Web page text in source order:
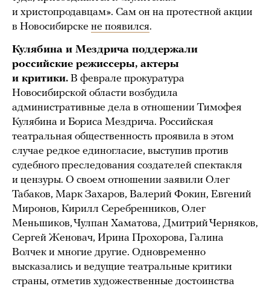
и христопродавцам». Сам он на протестной акции
в Новосибирске не появился.
Кулябина и Мездрича поддержали
российские режиссеры, актеры
и критики. В феврале прокуратура
Новосибирской области возбудила
административные дела в отношении Тимофея
Кулябина и Бориса Мездрича. Российская
театральная общественность проявила в этом
случае редкое единогласие, выступив против
судебного преследования создателей спектакля
и цензуры. О своем отношении заявили Олег
Табаков, Марк Захаров, Валерий Фокин, Евгений
Миронов, Кирилл Серебренников, Олег
Меньшиков, Чулпан Хаматова, Дмитрий Черняков,
Сергей Женовач, Ирина Прохорова, Галина
Волчек и многие другие. Одновременно
высказались и ведущие театральные критики
страны, отметив художественные достоинства